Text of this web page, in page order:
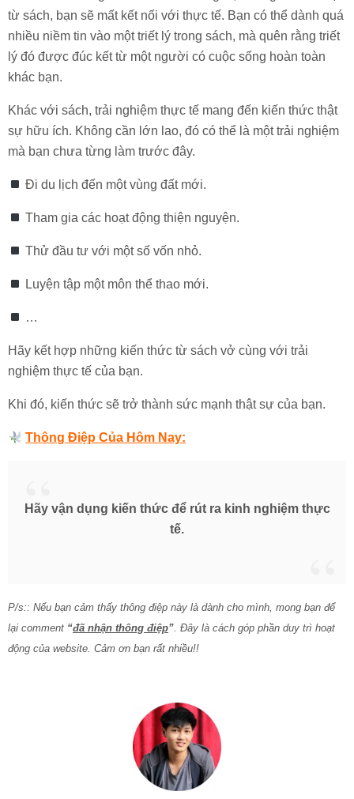
từ sách, bạn sẽ mất kết nối với thực tế. Bạn có thể dành quá
nhiều niềm tin vào một triết lý trong sách, mà quên rằng triết
lý đó được đúc kết từ một người có cuộc sống hoàn toàn
khác bạn.
Khác với sách, trải nghiệm thực tế mang đến kiến thức thật
sự hữu ích. Không cần lớn lao, đó có thể là một trải nghiệm
mà bạn chưa từng làm trước đây.
Đi du lịch đến một vùng đất mới.
Tham gia các hoạt động thiện nguyện.
Thử đầu tư với một số vốn nhỏ.
Luyện tập một môn thể thao mới.
…
Hãy kết hợp những kiến thức từ sách vở cùng với trải
nghiệm thực tế của bạn.
Khi đó, kiến thức sẽ trở thành sức mạnh thật sự của bạn.
Thông Điệp Của Hôm Nay:
Hãy vận dụng kiến thức để rút ra kinh nghiệm thực
tế.
P/s:: Nếu bạn cảm thấy thông điệp này là dành cho mình, mong bạn để
lại comment “đã nhận thông điệp”. Đây là cách góp phần duy trì hoạt
động của website. Cảm ơn bạn rất nhiều!!